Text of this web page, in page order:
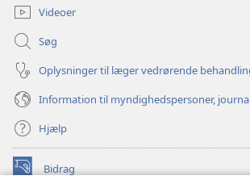
Videoer
Søg
Oplysninger til læger vedrørende
Information til myndighedspersoner,
Hjælp
Bidrag
(åbner